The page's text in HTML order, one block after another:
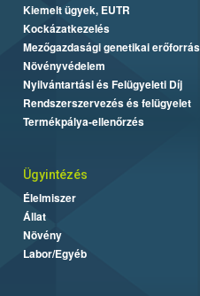
Kiemelt ügyek, EUTR
Kockázatkezelés
Mezőgazdasági genetikai
Növényvédelem
Nyilvántartási és Felügyeleti Díj
Rendszerszervezés és felügyelet
Termékpálya-ellenőrzés
Ügyintézés
Élelmiszer
Állat
Növény
Labor/Egyéb